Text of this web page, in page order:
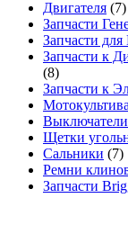
Двигателя (7)
Запчасти
Запчасти
Запчасти к
(8)
Запчасти к
Щетки
Сальники (7)
Ремни
Запчасти